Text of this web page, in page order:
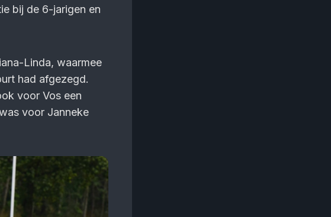
bij de 6-jarigen en
Linda, waarmee
had afgezegd.
voor Vos een
voor Janneke